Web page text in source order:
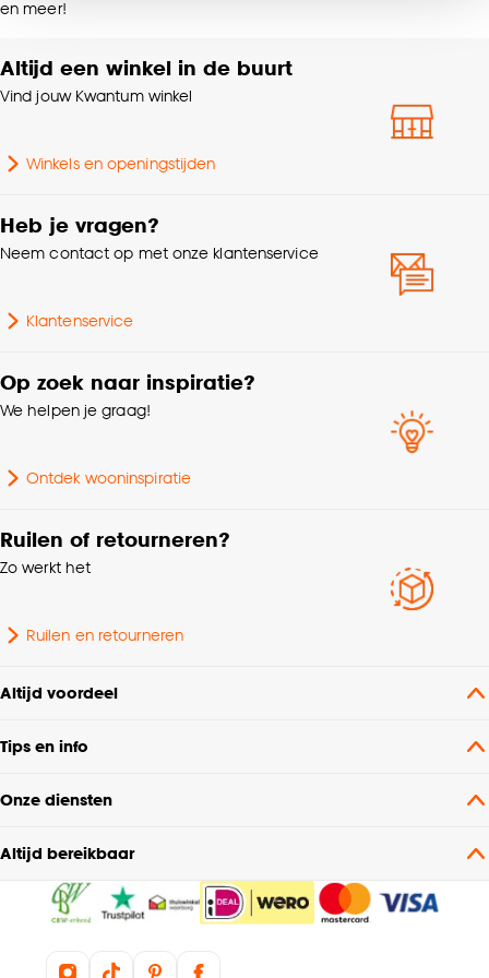
noodzakelijke cookies te accepteren. Je kunt er ook
accepteren door op ‘Cookies aanpassen’ te
klikken.
Goed om te weten is dat je deze keuze altijd nog
kan aanpassen, bekijk hiervoor onze
Interieurstijl
Lamelbreedte
Montage materiaal
Kenmerken
en meer!
Altijd een winkel in de buurt
Vind jouw Kwantum winkel
Winkels en openingstijden
Heb je vragen?
Neem contact op met onze klantenservice
Klantenservice
Op zoek naar inspiratie?
We helpen je graag!
Ontdek wooninspiratie
Ruilen of retourneren?
Zo werkt het
Ruilen en retourneren
Altijd voordeel
Tips en info
Onze diensten
Altijd bereikbaar